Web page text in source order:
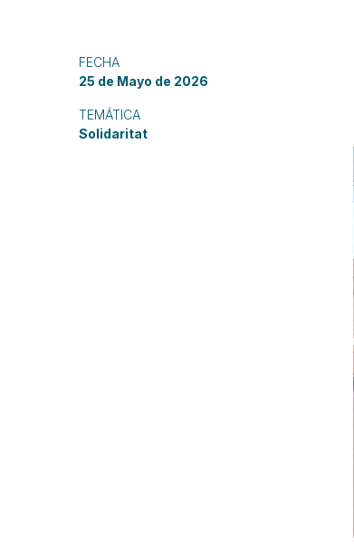
FECHA
25 de Mayo de 2026
TEMÁTICA
Solidaritat